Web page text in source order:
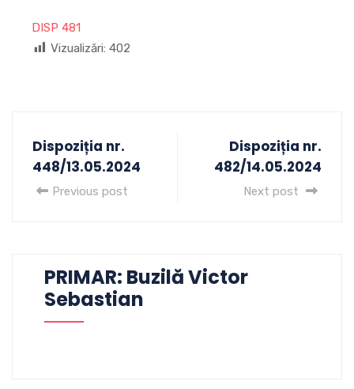
DISP 481
Vizualizări: 402
Dispoziția nr.
448/13.05.2024
Previous post
Dispoziția nr.
482/14.05.2024
Next post
PRIMAR: Buzilă Victor
Sebastian